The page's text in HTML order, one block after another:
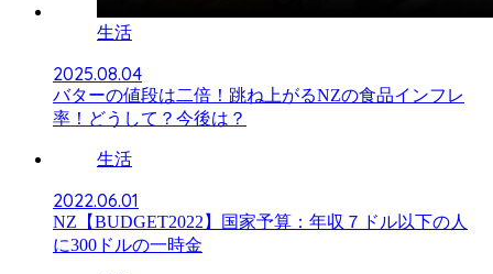
生活
2025.08.04
バターの値段は二倍！跳ね上がるNZの食品インフレ
率！どうして？今後は？
生活
2022.06.01
NZ【BUDGET2022】国家予算：年収７ドル以下の人
に300ドルの一時金